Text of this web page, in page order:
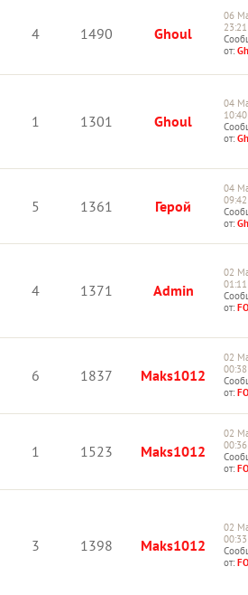
4 1490 Ghoul
06
23:21
от:
1 1301 Ghoul
04
10:40
от:
5 1361 Герой
04
09:42
от:
4 1371 Admin
02
01:11
от:
6 1837 Maks1012
02
00:38
от:
1 1523 Maks1012
02
00:36
от:
3 1398 Maks1012
02
00:33
от: